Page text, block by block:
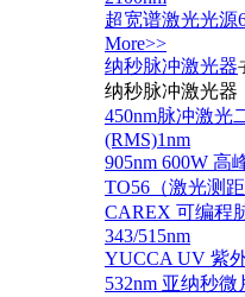
超宽谱激光光源
More>>
纳秒脉冲激光器
纳秒脉冲激光器
450nm脉冲激光
(RMS)1nm
905nm 600W 高
TO56（激光测距
CAREX 可编程
343/515nm
YUCCA UV 紫
532nm 亚纳秒